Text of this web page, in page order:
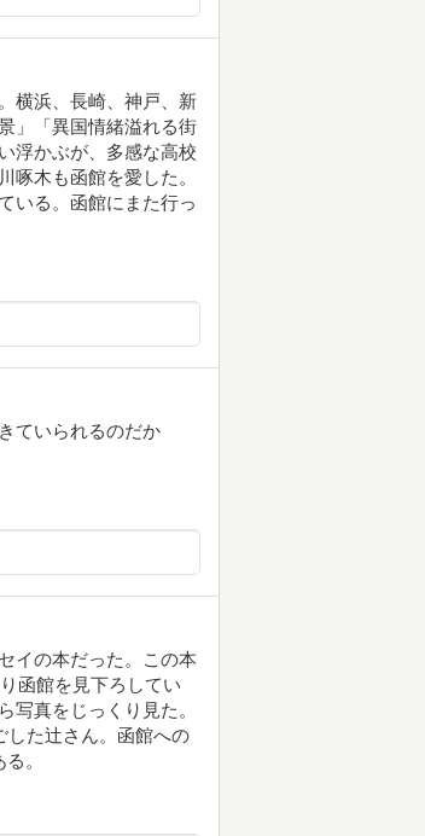
横浜、長崎、神戸、新
」「異国情緒溢れる街
浮かぶが、多感な高校
啄木も函館を愛した。
いる。函館にまた行っ
ていられるのだか
イの本だった。この本
函館を見下ろしてい
写真をじっくり見た。
した辻さん。函館への
。